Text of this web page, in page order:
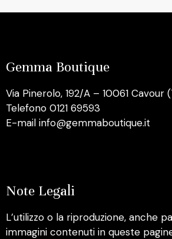
Gemma Boutique
Via Pinerolo, 192/A – 10061 Cavour
Telefono 0121 69593
E-mail info@gemmaboutique.it
Note Legali
L’utilizzo o la riproduzione, anche
immagini contenuti in queste